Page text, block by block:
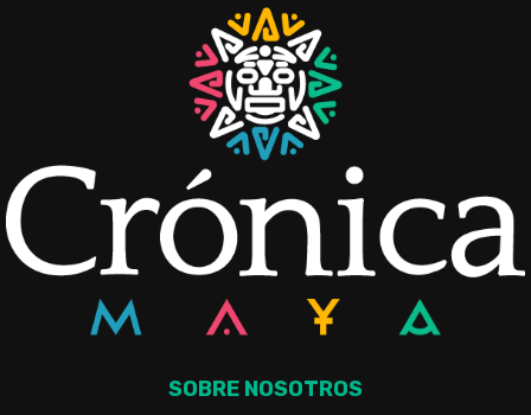
SOBRE NOSOTROS